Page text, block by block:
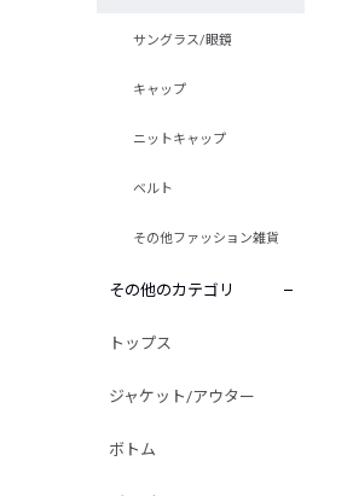
サングラス/眼鏡
キャップ
ニットキャップ
ベルト
その他ファッション雑貨
その他のカテゴリ
トップス
ジャケット/アウター
ボトム